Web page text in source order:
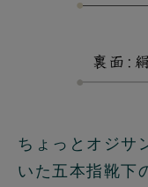
ちょっとオジサ
いた五本指靴下